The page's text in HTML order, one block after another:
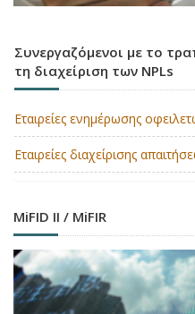
Συνεργαζόμενοι με το
τη διαχείριση των NPLs
Εταιρείες ενημέρωσης
Εταιρείες διαχείρισης
MiFID II / MiFIR